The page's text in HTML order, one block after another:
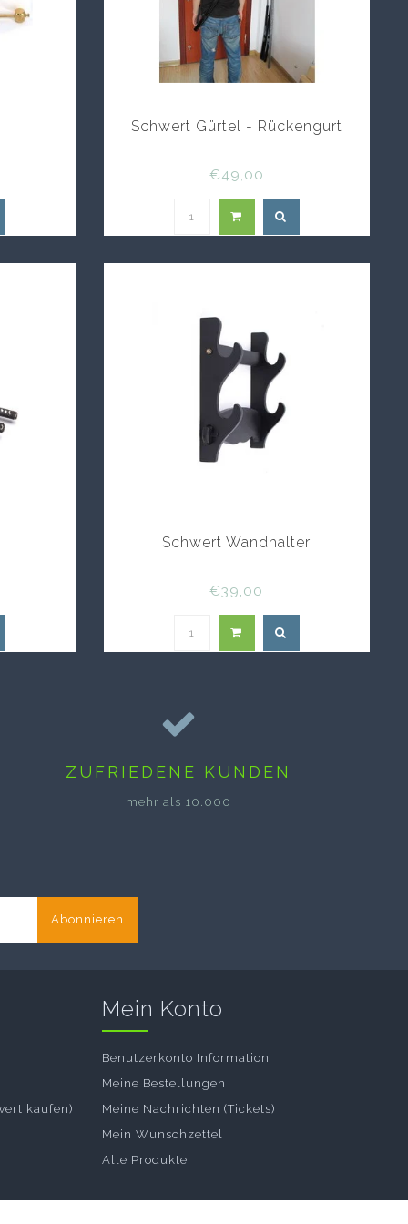
Schwert Gürtel - Rückengurt
€49,00
Schwert Wandhalter
€39,00
ZUFRIEDENE KUNDEN
mehr als 10.000
Abonnieren
kaufen)
Mein Konto
Benutzerkonto Information
Meine Bestellungen
Meine Nachrichten (Tickets)
Mein Wunschzettel
Alle Produkte